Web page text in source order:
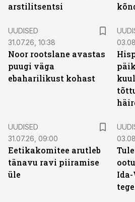
arstilitsentsi
UUDISED
31.07.26, 10:38
Noor rootslane avastas
puugi väga
ebaharilikust kohast
UUDISED
31.07.26, 09:00
Eetikakomitee arutleb
tänavu ravi piiramise
üle